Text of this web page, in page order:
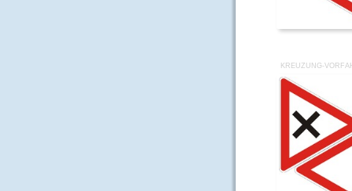
KREUZUNG-